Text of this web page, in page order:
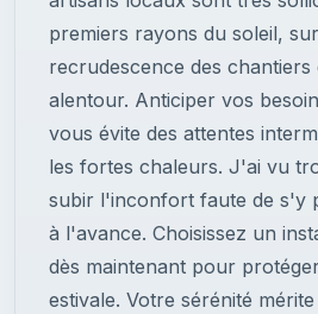
premiers rayons du soleil,
recrudescence des chantiers
alentour. Anticiper vos
vous évite des attentes
les fortes chaleurs. J'ai vu
subir l'inconfort faute de s'y
à l'avance. Choisissez un
dès maintenant pour
estivale. Votre sérénité